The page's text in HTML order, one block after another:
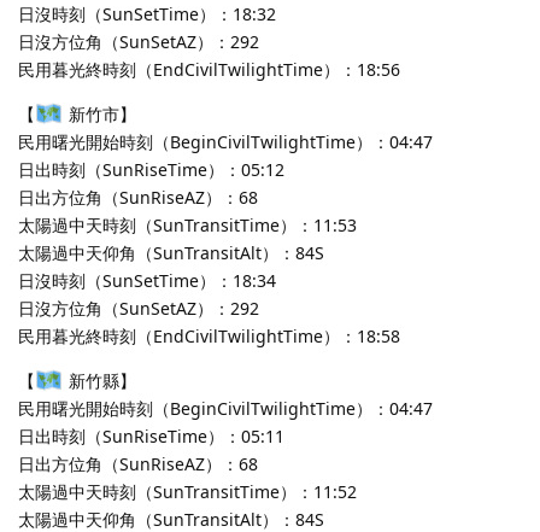
日沒時刻（SunSetTime）：18:32
日沒方位角（SunSetAZ）：292
民用暮光終時刻（EndCivilTwilightTime）：18:56
【
新竹市】
民用曙光開始時刻（BeginCivilTwilightTime）：04:47
日出時刻（SunRiseTime）：05:12
日出方位角（SunRiseAZ）：68
太陽過中天時刻（SunTransitTime）：11:53
太陽過中天仰角（SunTransitAlt）：84S
日沒時刻（SunSetTime）：18:34
日沒方位角（SunSetAZ）：292
民用暮光終時刻（EndCivilTwilightTime）：18:58
【
新竹縣】
民用曙光開始時刻（BeginCivilTwilightTime）：04:47
日出時刻（SunRiseTime）：05:11
日出方位角（SunRiseAZ）：68
太陽過中天時刻（SunTransitTime）：11:52
太陽過中天仰角（SunTransitAlt）：84S